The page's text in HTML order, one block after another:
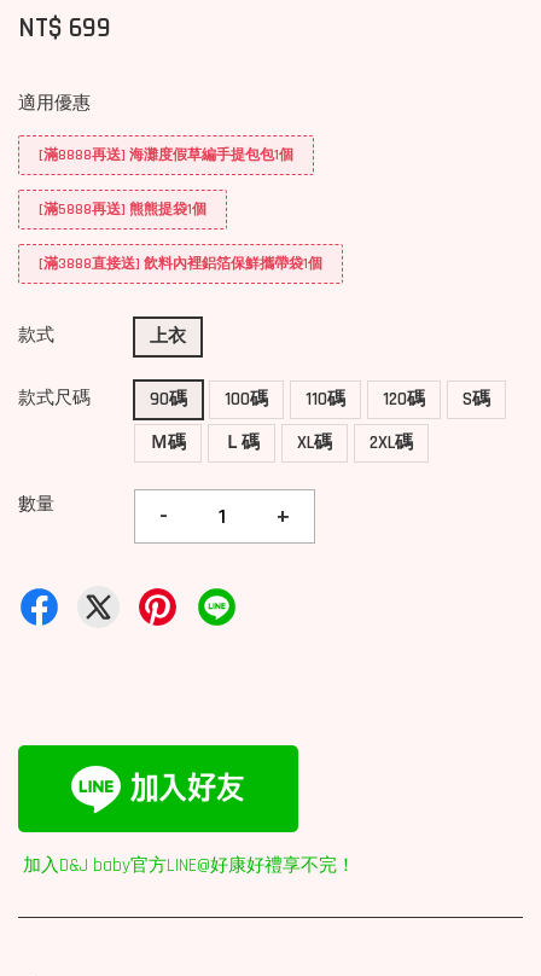
NT$ 699
適用優惠
[滿8888再送] 海灘度假草編手提包包1個
[滿5888再送] 熊熊提袋1個
[滿3888直接送] 飲料內裡鋁箔保鮮攜帶袋1個
款式 上衣
款式尺碼 90碼 100碼 110碼 120碼
S碼
Ｍ碼
Ｌ碼 XL碼 2XL碼
數量 - +
加入D&J baby官方LINE@好康好禮享不完！